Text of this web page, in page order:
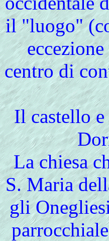
il "luogo"
centro di
Il castello
La chiesa
S. Maria
gli